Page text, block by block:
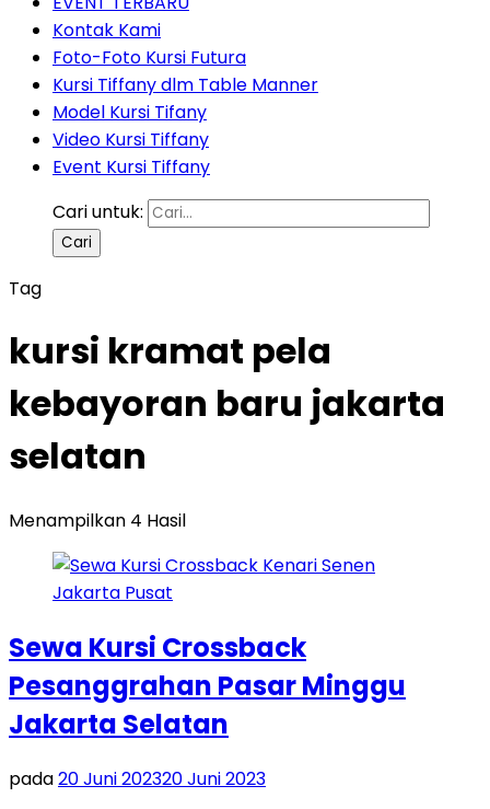
Kontak Kami
Foto-Foto Kursi Futura
Kursi Tiffany dlm Table Manner
Model Kursi Tifany
Video Kursi Tiffany
Event Kursi Tiffany
Cari untuk:
Tag
kursi kramat pela
kebayoran baru jakarta
selatan
Menampilkan 4 Hasil
Sewa Kursi Crossback
Pesanggrahan Pasar Minggu
Jakarta Selatan
pada20 Juni 202320 Juni 2023